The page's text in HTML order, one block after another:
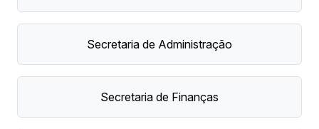
Secretaria de Administração
Secretaria de Finanças